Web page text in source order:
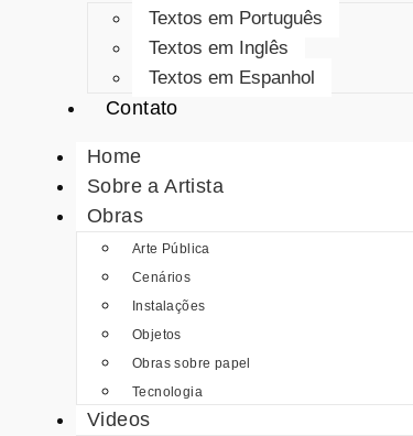
Textos em Português
Textos em Inglês
Textos em Espanhol
Contato
Home
Sobre a Artista
Obras
Arte Pública
Cenários
Instalações
Objetos
Obras sobre papel
Tecnologia
Videos